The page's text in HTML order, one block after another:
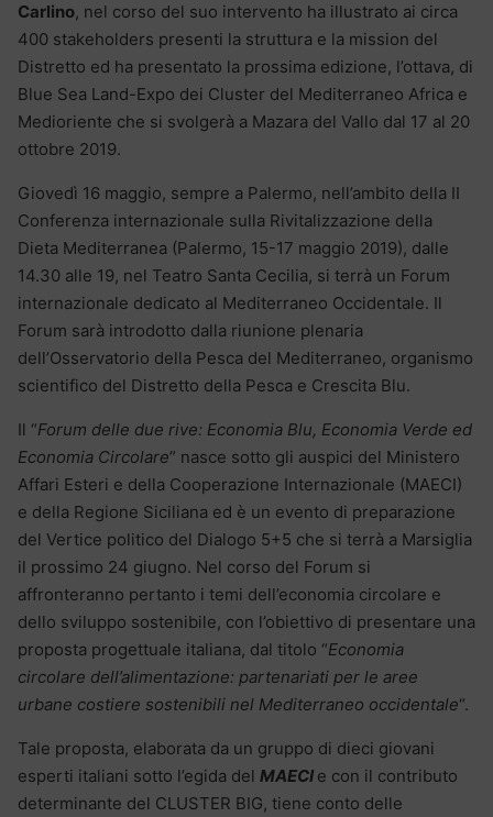
Carlino, nel corso del suo intervento ha illustrato ai circa
400 stakeholders presenti la struttura e la mission del
Distretto ed ha presentato la prossima edizione, l’ottava, di
Blue Sea Land-Expo dei Cluster del Mediterraneo Africa e
Medioriente che si svolgerà a Mazara del Vallo dal 17 al 20
ottobre 2019.
Giovedì 16 maggio, sempre a Palermo, nell’ambito della II
Conferenza internazionale sulla Rivitalizzazione della
Dieta Mediterranea (Palermo, 15-17 maggio 2019), dalle
14.30 alle 19, nel Teatro Santa Cecilia, si terrà un Forum
internazionale dedicato al Mediterraneo Occidentale. Il
Forum sarà introdotto dalla riunione plenaria
dell’Osservatorio della Pesca del Mediterraneo, organismo
scientifico del Distretto della Pesca e Crescita Blu.
Il “Forum delle due rive: Economia Blu, Economia Verde ed
Economia Circolare” nasce sotto gli auspici del Ministero
Affari Esteri e della Cooperazione Internazionale (MAECI)
e della Regione Siciliana ed è un evento di preparazione
del Vertice politico del Dialogo 5+5 che si terrà a Marsiglia
il prossimo 24 giugno. Nel corso del Forum si
affronteranno pertanto i temi dell’economia circolare e
dello sviluppo sostenibile, con l’obiettivo di presentare una
proposta progettuale italiana, dal titolo “Economia
circolare dell’alimentazione: partenariati per le aree
urbane costiere sostenibili nel Mediterraneo occidentale“.
Tale proposta, elaborata da un gruppo di dieci giovani
esperti italiani sotto l’egida del MAECI e con il contributo
determinante del CLUSTER BIG, tiene conto delle